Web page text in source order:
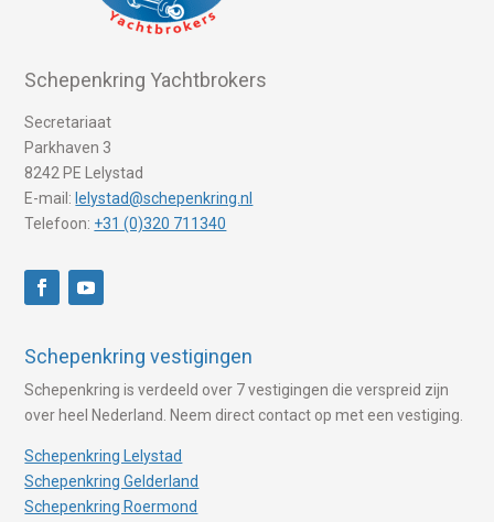
Schepenkring Yachtbrokers
Secretariaat
Parkhaven 3
8242 PE Lelystad
E-mail: lelystad@schepenkring.nl
Telefoon: +31 (0)320 711340
Schepenkring vestigingen
Schepenkring is verdeeld over 7 vestigingen die verspreid zijn
over heel Nederland. Neem direct contact op met een vestiging.
Schepenkring Lelystad
Schepenkring Gelderland
Schepenkring Roermond